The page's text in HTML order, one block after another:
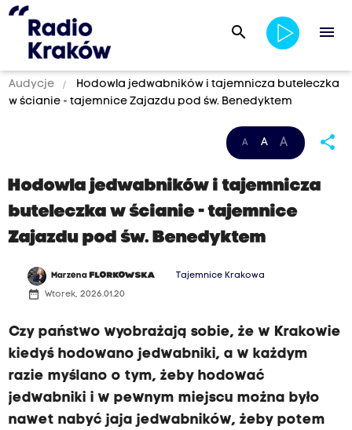
search menu
Audycje
Hodowla jedwabników i tajemnicza buteleczka
w ścianie - tajemnice Zajazdu pod św. Benedyktem
A A A share
Hodowla jedwabników i tajemnicza
buteleczka w ścianie - tajemnice
Zajazdu pod św. Benedyktem
Marzena FLORKOWSKA Tajemnice Krakowa
date_range Wtorek, 2026.01.20
Czy państwo wyobrażają sobie, że w Krakowie
kiedyś hodowano jedwabniki, a w każdym
razie myślano o tym, żeby hodować
jedwabniki i w pewnym miejscu można było
nawet nabyć jaja jedwabników, żeby potem